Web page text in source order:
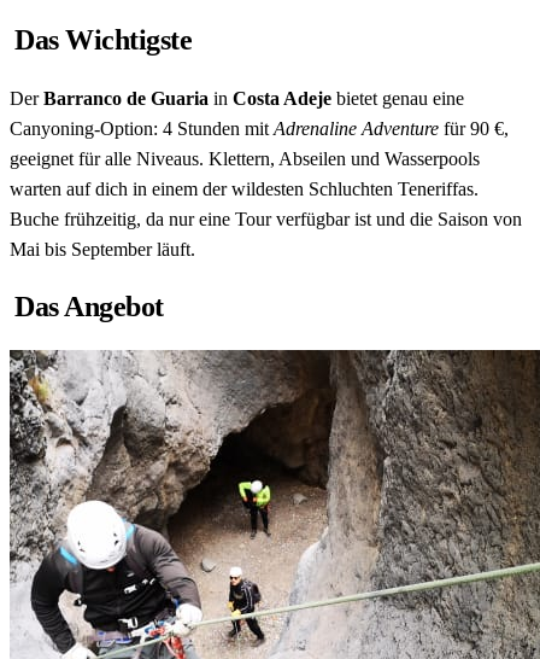
Das Wichtigste
DerBarranco de Guaria in Costa Adeje bietet genau eine
Canyoning-Option: 4 Stunden mit Adrenaline Adventure für 90 €,
geeignet für alle Niveaus. Klettern, Abseilen und Wasserpools
warten auf dich in einem der wildesten Schluchten Teneriffas.
Buche frühzeitig, da nur eine Tour verfügbar ist und die Saison von
Mai bis September läuft.
Das Angebot